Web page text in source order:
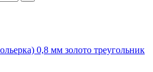
0,8 мм золото треугольник